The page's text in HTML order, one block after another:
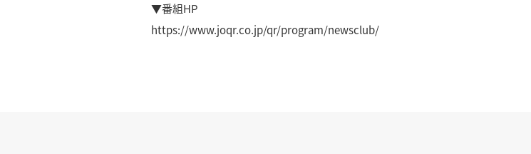
▼番組HP
https://www.joqr.co.jp/qr/program/newsclub/